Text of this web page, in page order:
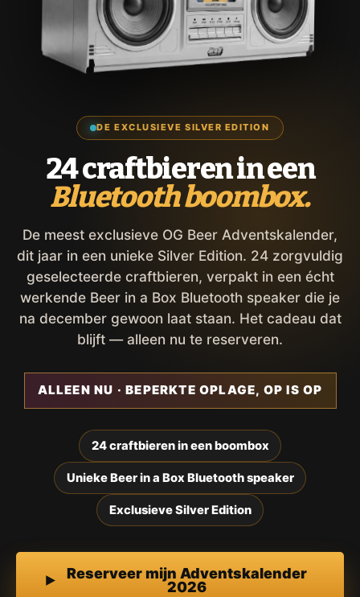
DE EXCLUSIEVE SILVER EDITION
24 craftbieren in een
Bluetooth boombox.
De meest exclusieve OG Beer Adventskalender,
dit jaar in een unieke Silver Edition. 24 zorgvuldig
geselecteerde craftbieren, verpakt in een écht
werkende Beer in a Box Bluetooth speaker die je
na december gewoon laat staan. Het cadeau dat
blijft — alleen nu te reserveren.
ALLEEN NU · BEPERKTE OPLAGE, OP IS OP
24 craftbieren in een boombox
Unieke Beer in a Box Bluetooth speaker
Exclusieve Silver Edition
Reserveer mijn Adventskalender
2026